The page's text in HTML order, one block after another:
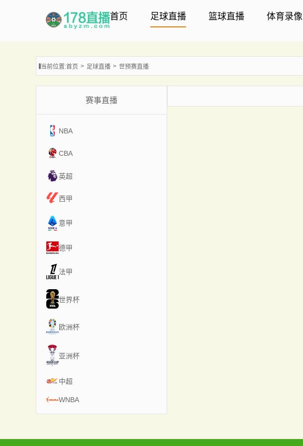
首页 足球直播 篮球直播 体育录像
当前位置:首页 足球直播 世预赛直播
赛事直播
NBA
CBA
英超
西甲
意甲
德甲
法甲
世界杯
欧洲杯
亚洲杯
中超
WNBA